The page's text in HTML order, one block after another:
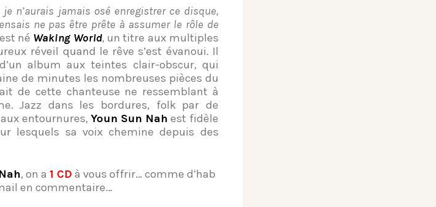
je n’aurais jamais osé enregistrer ce disque,
ne pas être prête à assumer le rôle de
né Waking World, un titre aux multiples
réveil quand le rêve s’est évanoui. Il
album aux teintes clair-obscur, qui
de minutes les nombreuses pièces du
de cette chanteuse ne ressemblant à
Jazz dans les bordures, folk par de
entournures, Youn Sun Nah est fidèle
lesquels sa voix chemine depuis des
, on a 1 CD à vous offrir… comme d’hab
en commentaire…